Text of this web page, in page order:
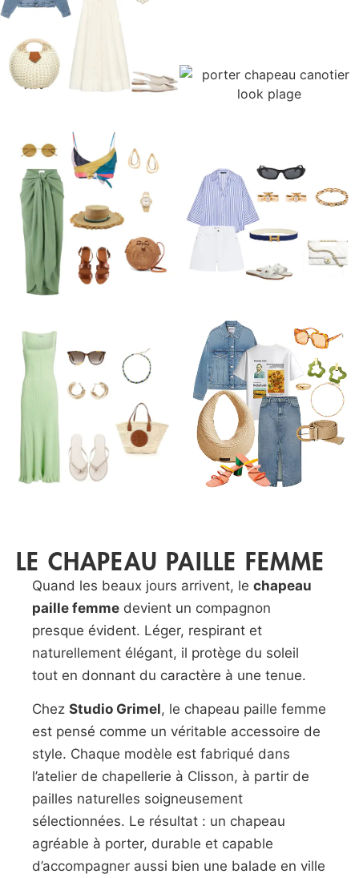
LE CHAPEAU PAILLE FEMME
Quand les beaux jours arrivent, lechapeau
paille femme devient un compagnon
presque évident. Léger, respirant et
naturellement élégant, il protège du soleil
tout en donnant du caractère à une tenue.
ChezStudio Grimel, le chapeau paille femme
est pensé comme un véritable accessoire de
style. Chaque modèle est fabriqué dans
l’atelier de chapellerie à Clisson, à partir de
pailles naturelles soigneusement
sélectionnées. Le résultat : un chapeau
agréable à porter, durable et capable
d’accompagner aussi bien une balade en ville